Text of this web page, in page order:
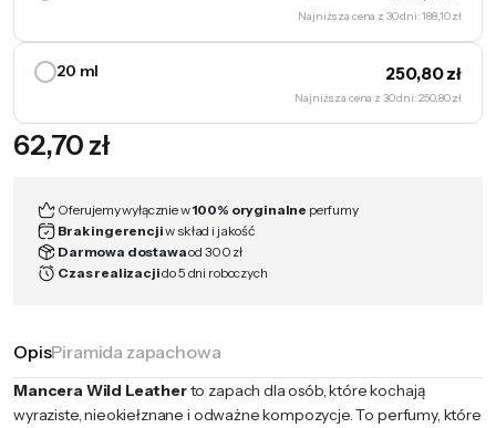
Najniższa cena z 30 dni: 188,10 zł
20 ml 250,80zł
Najniższa cena z 30 dni: 250,80 zł
62,70 zł
Oferujemy wyłącznie w100% oryginalne perfumy
Brak ingerencjiw skład i jakość
Darmowa dostawaod 300 zł
Czas realizacjido 5 dni roboczych
OpisPiramida zapachowa
Mancera Wild Leatherto zapach dla osób, które kochają
wyraziste, nieokiełznane i odważne kompozycje. To perfumy, które